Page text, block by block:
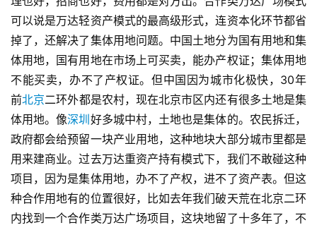
可以说是万达轻资产模式的最高级形式，连资本化环节都省
掉了，还解决了集体用地问题。中国土地分为国有用地和集
体用地，国有用地在市场上可买卖，能办产权证；集体用地
不能买卖，办不了产权证。但中国因为城市化极快，30年
前北京二环外都是农村，现在北京市区内还有很多土地是集
体用地。像深圳 好多城中村，土地也是集体的。农民拆迁，
政府都会给预留一块产业用地，这种地块大部分城市里都是
用来建商业。过去万达重资产持有模式下，我们不敢碰这种
项目，因为是集体用地，办不了产权，进不了资产表。但这
种合作用地有的位置很好，比如去年我们破天荒在北京二环
内找到一个合作类万达广场项目，这块地留了十多年了，不